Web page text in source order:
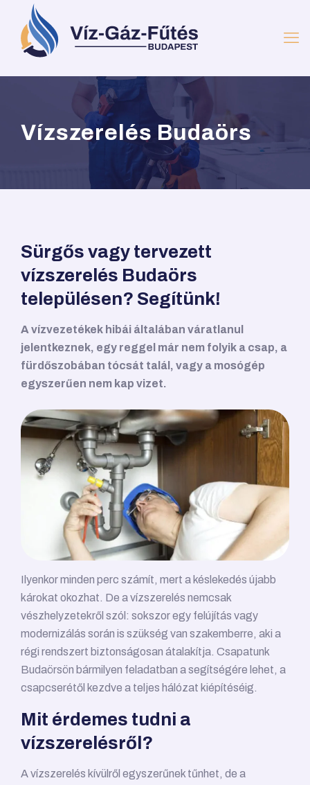
Vízszerelés Budaörs
Sürgős vagy tervezett
vízszerelés Budaörs
településen? Segítünk!
A vízvezetékek hibái általában váratlanul
jelentkeznek, egy reggel már nem folyik a csap, a
fürdőszobában tócsát talál, vagy a mosógép
egyszerűen nem kap vizet.
Ilyenkor minden perc számít, mert a késlekedés újabb
károkat okozhat. De a vízszerelés nemcsak
vészhelyzetekről szól: sokszor egy felújítás vagy
modernizálás során is szükség van szakemberre, aki a
régi rendszert biztonságosan átalakítja. Csapatunk
Budaörsön bármilyen feladatban a segítségére lehet, a
csapcserétől kezdve a teljes hálózat kiépítéséig.
Mit érdemes tudni a
vízszerelésről?
A vízszerelés kívülről egyszerűnek tűnhet, de a